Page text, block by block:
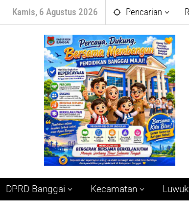
Kamis, 6 Agustus 2026 Pencarian
DPRD Banggai Kecamatan Luwuk